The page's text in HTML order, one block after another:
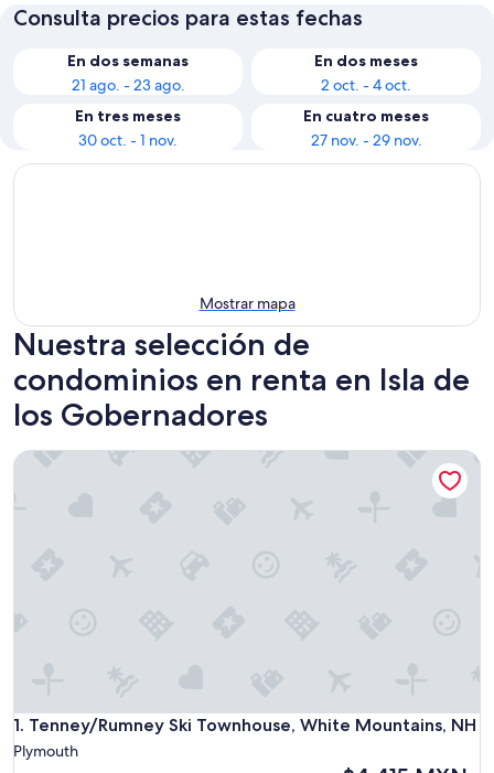
Consulta precios para estas fechas
En dos semanas
21 ago. - 23 ago.
En dos meses
2 oct. - 4 oct.
En tres meses
30 oct. - 1 nov.
En cuatro meses
27 nov. - 29 nov.
Mostrar mapa
Nuestra selección de
condominios en renta en Isla de
los Gobernadores
1. Tenney/Rumney Ski Townhouse, White Mountains, NH
Tenney/Rumney Ski Townhouse, White Mountains, NH
Plymouth
Tenney/Rumney Ski Townhouse, White Mountains, NH